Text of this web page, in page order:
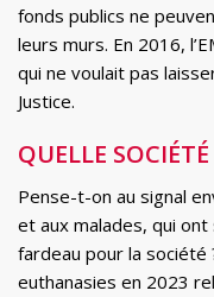
fonds publics ne
leurs murs. En 2016,
qui ne voulait pas
Justice.
QUELLE
Pense-t-on au signal
et aux malades, qui ont
fardeau pour la société
euthanasies en 2023